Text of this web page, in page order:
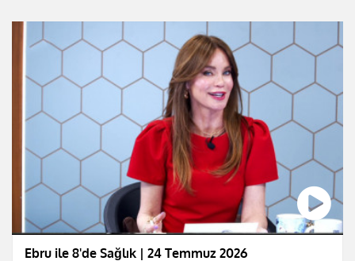
Ebru ile 8'de Sağlık | 24 Temmuz 2026